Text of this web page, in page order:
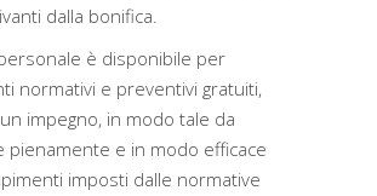
dalla bonifica.
è disponibile per
normativi e preventivi gratuiti,
impegno, in modo tale da
pienamente e in modo efficace
imposti dalle normative